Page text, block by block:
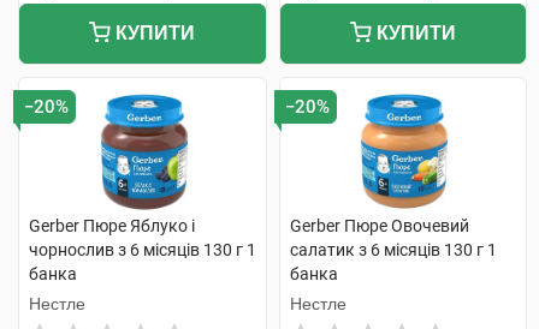
КУПИТИ КУПИТИ
−20%
Gerber Пюре Яблуко і
чорнослив з 6 місяців 130 г 1
банка
Нестле
−20%
Gerber Пюре Овочевий
салатик з 6 місяців 130 г 1
банка
Нестле